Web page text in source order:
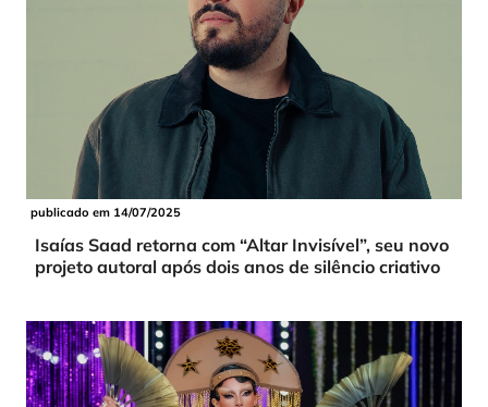
publicado em 14/07/2025
Isaías Saad retorna com “Altar Invisível”, seu novo
projeto autoral após dois anos de silêncio criativo